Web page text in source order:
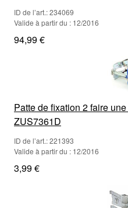
ID de l’art.: 234069
Valide à partir du : 12/2016
94,99 €
Patte de fixation 2 faire
ZUS7361D
ID de l’art.: 221393
Valide à partir du : 12/2016
3,99 €